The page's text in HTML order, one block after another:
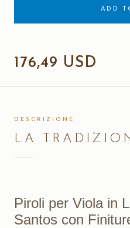
ADD
176,49 USD
DESCRIZIONE
LA
Piroli per Viola in
Santos con